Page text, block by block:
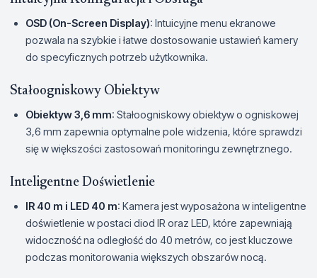
OSD (On-Screen Display): Intuicyjne menu ekranowe
pozwala na szybkie i łatwe dostosowanie ustawień kamery
do specyficznych potrzeb użytkownika.
Stałoogniskowy Obiektyw
Obiektyw 3,6 mm: Stałoogniskowy obiektyw o ogniskowej
3,6 mm zapewnia optymalne pole widzenia, które sprawdzi
się w większości zastosowań monitoringu zewnętrznego.
Inteligentne Doświetlenie
IR 40 m i LED 40 m: Kamera jest wyposażona w inteligentne
doświetlenie w postaci diod IR oraz LED, które zapewniają
widoczność na odległość do 40 metrów, co jest kluczowe
podczas monitorowania większych obszarów nocą.